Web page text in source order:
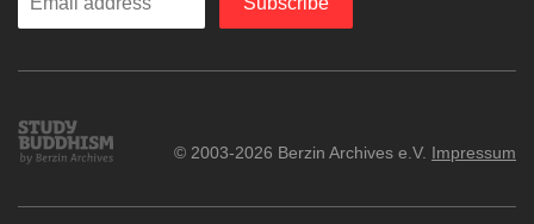
Study
Buddhism
© 2003-2026 Berzin Archives e.V. Impressum